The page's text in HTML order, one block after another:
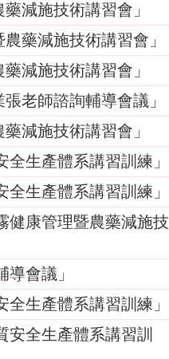
減施技術講習會」
藥減施技術講習會」
減施技術講習會」
老師諮詢輔導會議」
減施技術講習會」
生產體系講習訓練」
生產體系講習訓練」
健康管理暨農藥減施技
會議」
生產體系講習訓練」
安全生產體系講習訓